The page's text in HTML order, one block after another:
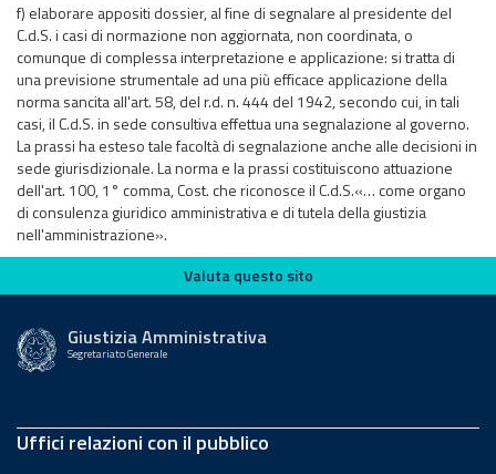
f) elaborare appositi dossier, al fine di segnalare al presidente del
C.d.S. i casi di normazione non aggiornata, non coordinata, o
comunque di complessa interpretazione e applicazione: si tratta di
una previsione strumentale ad una più efficace applicazione della
norma sancita all'art. 58, del r.d. n. 444 del 1942, secondo cui, in tali
casi, il C.d.S. in sede consultiva effettua una segnalazione al governo.
La prassi ha esteso tale facoltà di segnalazione anche alle decisioni in
sede giurisdizionale. La norma e la prassi costituiscono attuazione
dell'art. 100, 1° comma, Cost. che riconosce il C.d.S.«… come organo
di consulenza giuridico amministrativa e di tutela della giustizia
nell'amministrazione».
Valuta questo sito
Valuta questo sito
Giustizia Amministrativa
Segretariato Generale
Uffici relazioni con il pubblico